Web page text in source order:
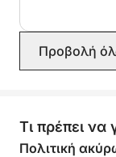
μαγευτικά
δεν μπορούν
Προβολή
Τι πρέπει να
Πολιτική